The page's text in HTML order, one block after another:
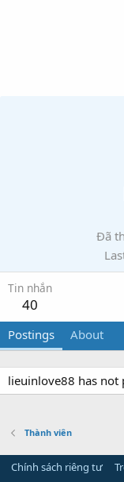
Đã
Tin nhắn
40
Postings About
lieuinlove88 has not
Thành viên
Chính sách riêng tư